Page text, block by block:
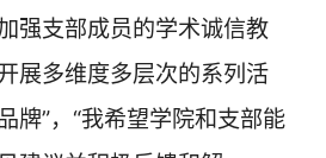
强支部成员的学术诚信教
展多维度多层次的系列活
牌”，“我希望学院和支部能